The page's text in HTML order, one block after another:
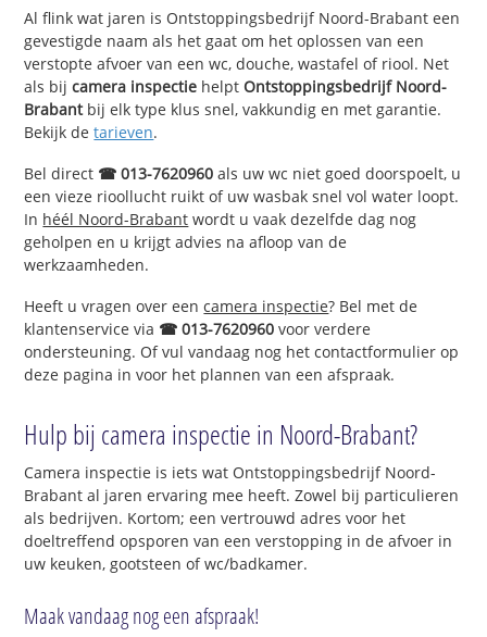
Al flink wat jaren is Ontstoppingsbedrijf Noord-Brabant een
gevestigde naam als het gaat om het oplossen van een
verstopte afvoer van een wc, douche, wastafel of riool. Net
als bijcamera inspectie helptOntstoppingsbedrijf Noord-
Brabantbij elk type klus snel, vakkundig en met garantie.
Bekijk detarieven.
Bel direct ☎ 013-7620960 als uw wc niet goed doorspoelt, u
een vieze rioollucht ruikt of uw wasbak snel vol water loopt.
In héél Noord-Brabant wordt u vaak dezelfde dag nog
geholpen en u krijgt advies na afloop van de
werkzaamheden.
Heeft u vragen over eencamera inspectie? Bel met de
klantenservice via ☎ 013-7620960 voor verdere
ondersteuning. Of vul vandaag nog het contactformulier op
deze pagina in voor het plannen van een afspraak.
Hulp bij camera inspectie in Noord-Brabant?
Camera inspectie is iets wat Ontstoppingsbedrijf Noord-
Brabant al jaren ervaring mee heeft. Zowel bij particulieren
als bedrijven. Kortom; een vertrouwd adres voor het
doeltreffend opsporen van een verstopping in de afvoer in
uw keuken, gootsteen of wc/badkamer.
Maak vandaag nog een afspraak!